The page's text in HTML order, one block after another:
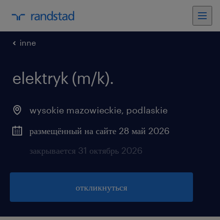
inne
elektryk (m/k).
wysokie mazowieckie, podlaskie
размещённый на сайте 28 май 2026
закрывается 31 октябрь 2026
откликнуться